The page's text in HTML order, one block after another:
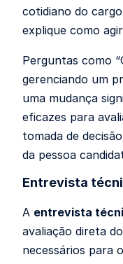
cotidiano do
explique como
Perguntas como
gerenciando um
uma mudança
eficazes para
tomada de
da pessoa
Entrevista
A entrevista
avaliação direta
necessários para